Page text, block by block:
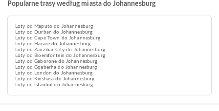
Popularne trasy według miasta do Johannesburg
Loty od Maputo do Johannesburg
Loty od Durban do Johannesburg
Loty od Cape Town do Johannesburg
Loty od Harare do Johannesburg
Loty od Zanzibar City do Johannesburg
Loty od Bloemfontein do Johannesburg
Loty od Gaborone do Johannesburg
Loty od Gqeberha do Johannesburg
Loty od London do Johannesburg
Loty od Kinshasa do Johannesburg
Loty od Istanbul do Johannesburg